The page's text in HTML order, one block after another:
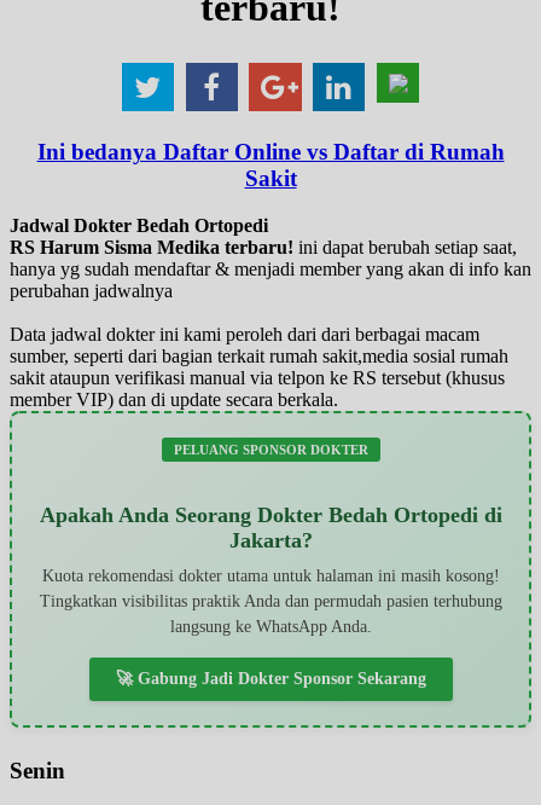
Ini bedanya Daftar Online vs Daftar di Rumah
Sakit
Jadwal Dokter Bedah Ortopedi
RS Harum Sisma Medika terbaru! ini dapat berubah setiap saat,
hanya yg sudah mendaftar & menjadi member yang akan di info kan
perubahan jadwalnya
Data jadwal dokter ini kami peroleh dari dari berbagai macam
sumber, seperti dari bagian terkait rumah sakit,media sosial rumah
sakit ataupun verifikasi manual via telpon ke RS tersebut (khusus
member VIP) dan di update secara berkala.
PELUANG SPONSOR DOKTER
Apakah Anda Seorang Dokter Bedah Ortopedi di
Jakarta?
Kuota rekomendasi dokter utama untuk halaman ini masih kosong!
Tingkatkan visibilitas praktik Anda dan permudah pasien terhubung
langsung ke WhatsApp Anda.
🚀 Gabung Jadi Dokter Sponsor Sekarang
Senin